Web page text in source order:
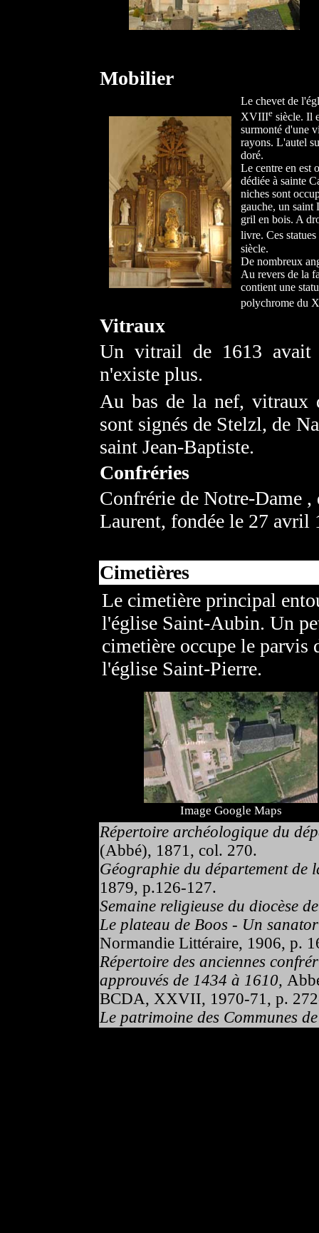
Mobilier
Le chevet de
XVIIIe siècle. Il
surmonté d'une
rayons. L'autel
doré.
Le centre en est
dédiée à sainte
niches sont
gauche, un saint
gril en bois. A
livre. Ces
siècle.
De nombreux
Au revers de la
contient une
polychrome du
Vitraux
Un vitrail de 1613 avait
n'existe plus.
Au bas de la nef, vitraux
sont signés de Stelzl, de
saint Jean-Baptiste.
Confréries
Confrérie de Notre-Dame
Laurent, fondée le 27 avril
Cimetières
Le cimetière principal
l'église Saint-Aubin. Un
cimetière occupe le parvis
l'église Saint-Pierre.
Image Google Maps
Répertoire archéologique du
(Abbé), 1871, col. 270.
Géographie du département de
1879, p.126-127.
Semaine religieuse du diocèse
Le plateau de Boos - Un
Normandie Littéraire, 1906, p.
Répertoire des anciennes
approuvés de 1434 à 1610,
BCDA, XXVII, 1970-71, p.
Le patrimoine des Communes